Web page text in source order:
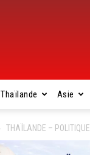
Thaïlande Asie
THAÏLANDE –